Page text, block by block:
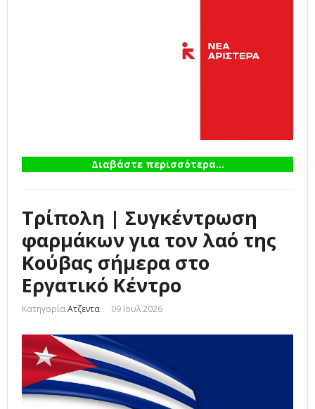
Διαβάστε περισσότερα...
Τρίπολη | Συγκέντρωση
φαρμάκων για τον λαό της
Κούβας σήμερα στο
Εργατικό Κέντρο
ΚατηγορίαΑτζεντα 09 Ιουλ 2026